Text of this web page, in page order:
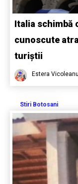
Italia schimbă
cunoscute
turiștii
Estera Vicoleanu
Stiri Botosani